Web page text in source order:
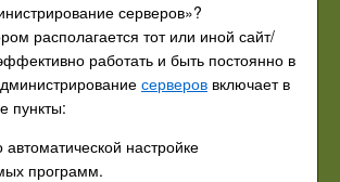
серверов»?
располагается тот или иной сайт/
работать и быть постоянно в
серверов включает в
пункты:
автоматической настройке
программ.